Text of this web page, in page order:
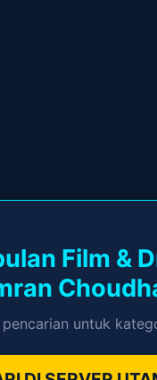
Film &
pencarian untuk